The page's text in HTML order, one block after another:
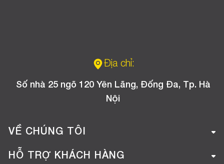
Địa chỉ:
Số nhà 25 ngõ 120 Yên Lãng, Đống Đa, Tp. Hà
Nội
VỀ CHÚNG TÔI
Giới thiệu công ty
HỖ TRỢ KHÁCH HÀNG